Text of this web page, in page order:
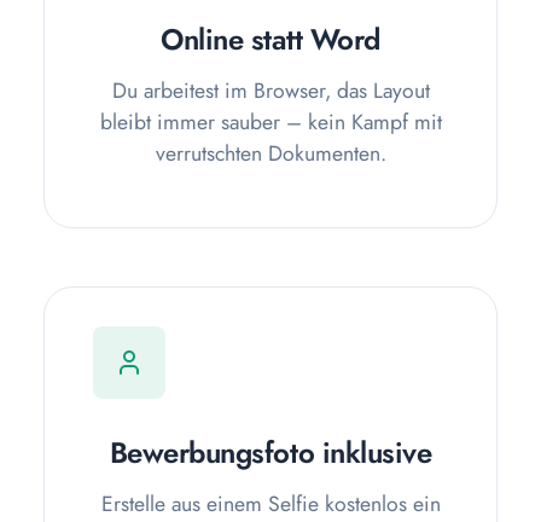
Online statt Word
Du arbeitest im Browser, das Layout
bleibt immer sauber – kein Kampf mit
verrutschten Dokumenten.
Bewerbungsfoto inklusive
Erstelle aus einem Selfie kostenlos ein